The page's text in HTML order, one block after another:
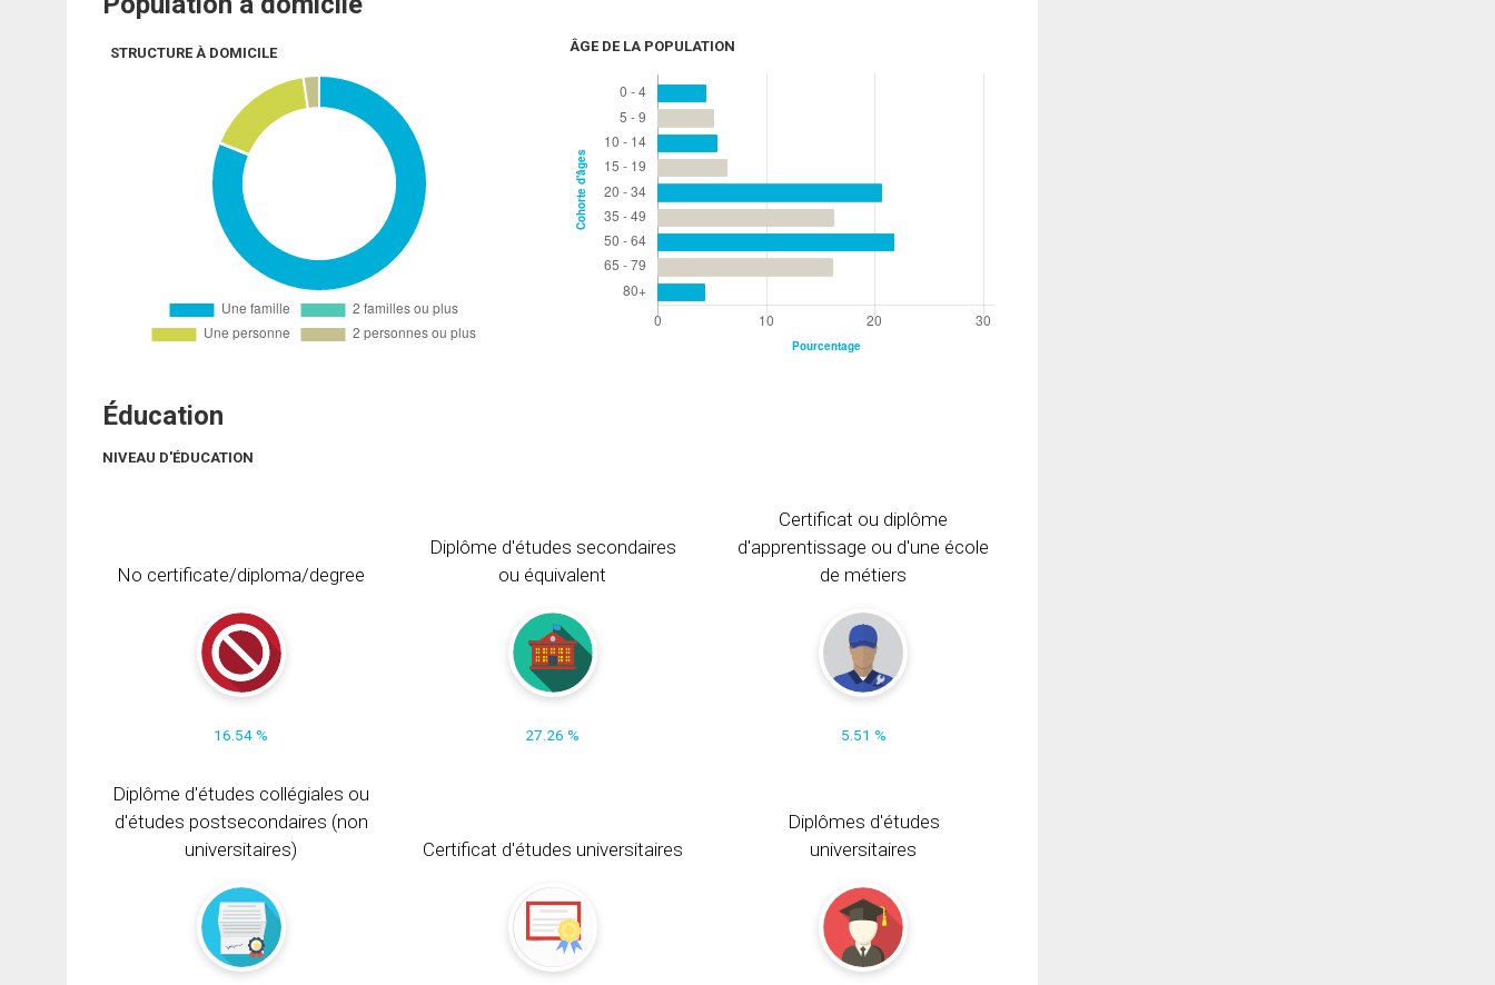
STRUCTURE À DOMICILE ÂGE DE LA POPULATION
Éducation
NIVEAU D'ÉDUCATION
No certificate/diploma/degree
16.54 %
Diplôme d'études secondaires
ou équivalent
27.26 %
Certificat ou diplôme
d'apprentissage ou d'une école
de métiers
5.51 %
Diplôme d'études collégiales ou
d'études postsecondaires (non
universitaires)
Certificat d'études universitaires
Diplômes d'études
universitaires